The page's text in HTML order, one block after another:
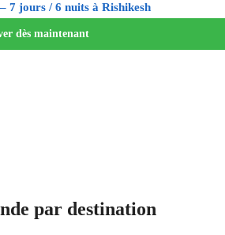
7 jours / 6 nuits à Rishikesh
dès maintenant
par destination